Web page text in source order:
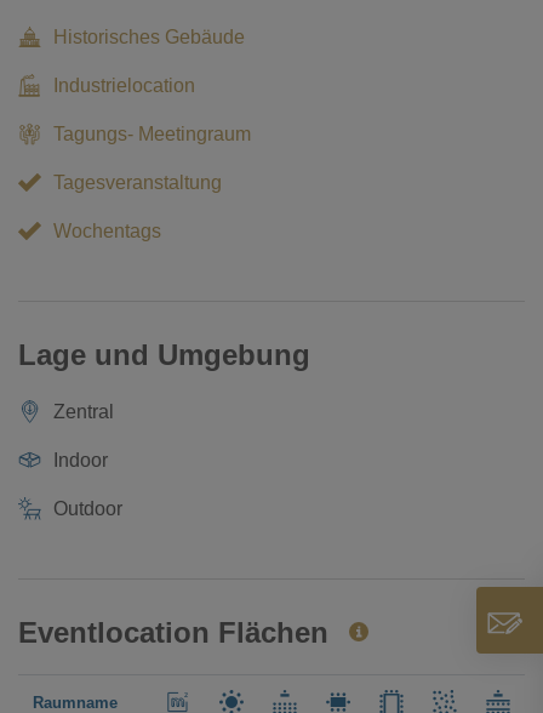
Historisches Gebäude
Industrielocation
Tagungs- Meetingraum
Tagesveranstaltung
Wochentags
Lage und Umgebung
Zentral
Indoor
Outdoor
Eventlocation Flächen
Raumname